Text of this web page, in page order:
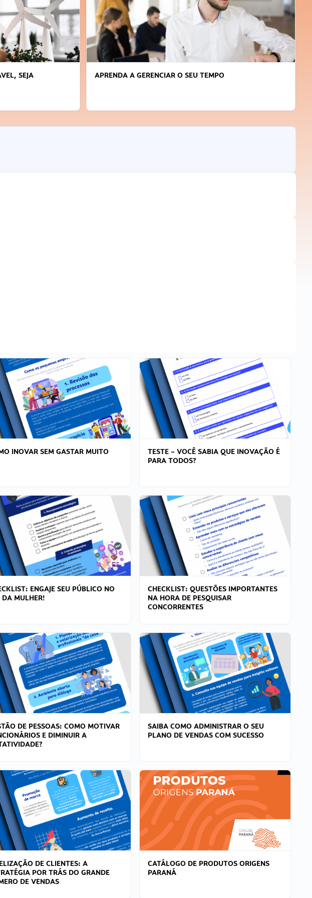
SEJA
APRENDA A GERENCIAR O SEU TEMPO
INOVAR SEM GASTAR MUITO
TESTE – VOCÊ SABIA QUE INOVAÇÃO É
PARA TODOS?
ENGAJE SEU PÚBLICO NO
DA MULHER!
CHECKLIST: QUESTÕES IMPORTANTES
NA HORA DE PESQUISAR
CONCORRENTES
DE PESSOAS: COMO MOTIVAR
E DIMINUIR A
SAIBA COMO ADMINISTRAR O SEU
PLANO DE VENDAS COM SUCESSO
DE CLIENTES: A
POR TRÁS DO GRANDE
DE VENDAS
CATÁLOGO DE PRODUTOS ORIGENS
PARANÁ